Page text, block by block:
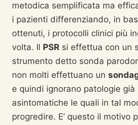
metodica semplificata ma
i pazienti differenziando, in
ottenuti, i protocolli clinici più
volta. Il PSR si effettua con un
strumento detto sonda
non molti effettuano un
e quindi ignorano patologie
asintomatiche le quali in tal
progredire. E’ questo il motivo